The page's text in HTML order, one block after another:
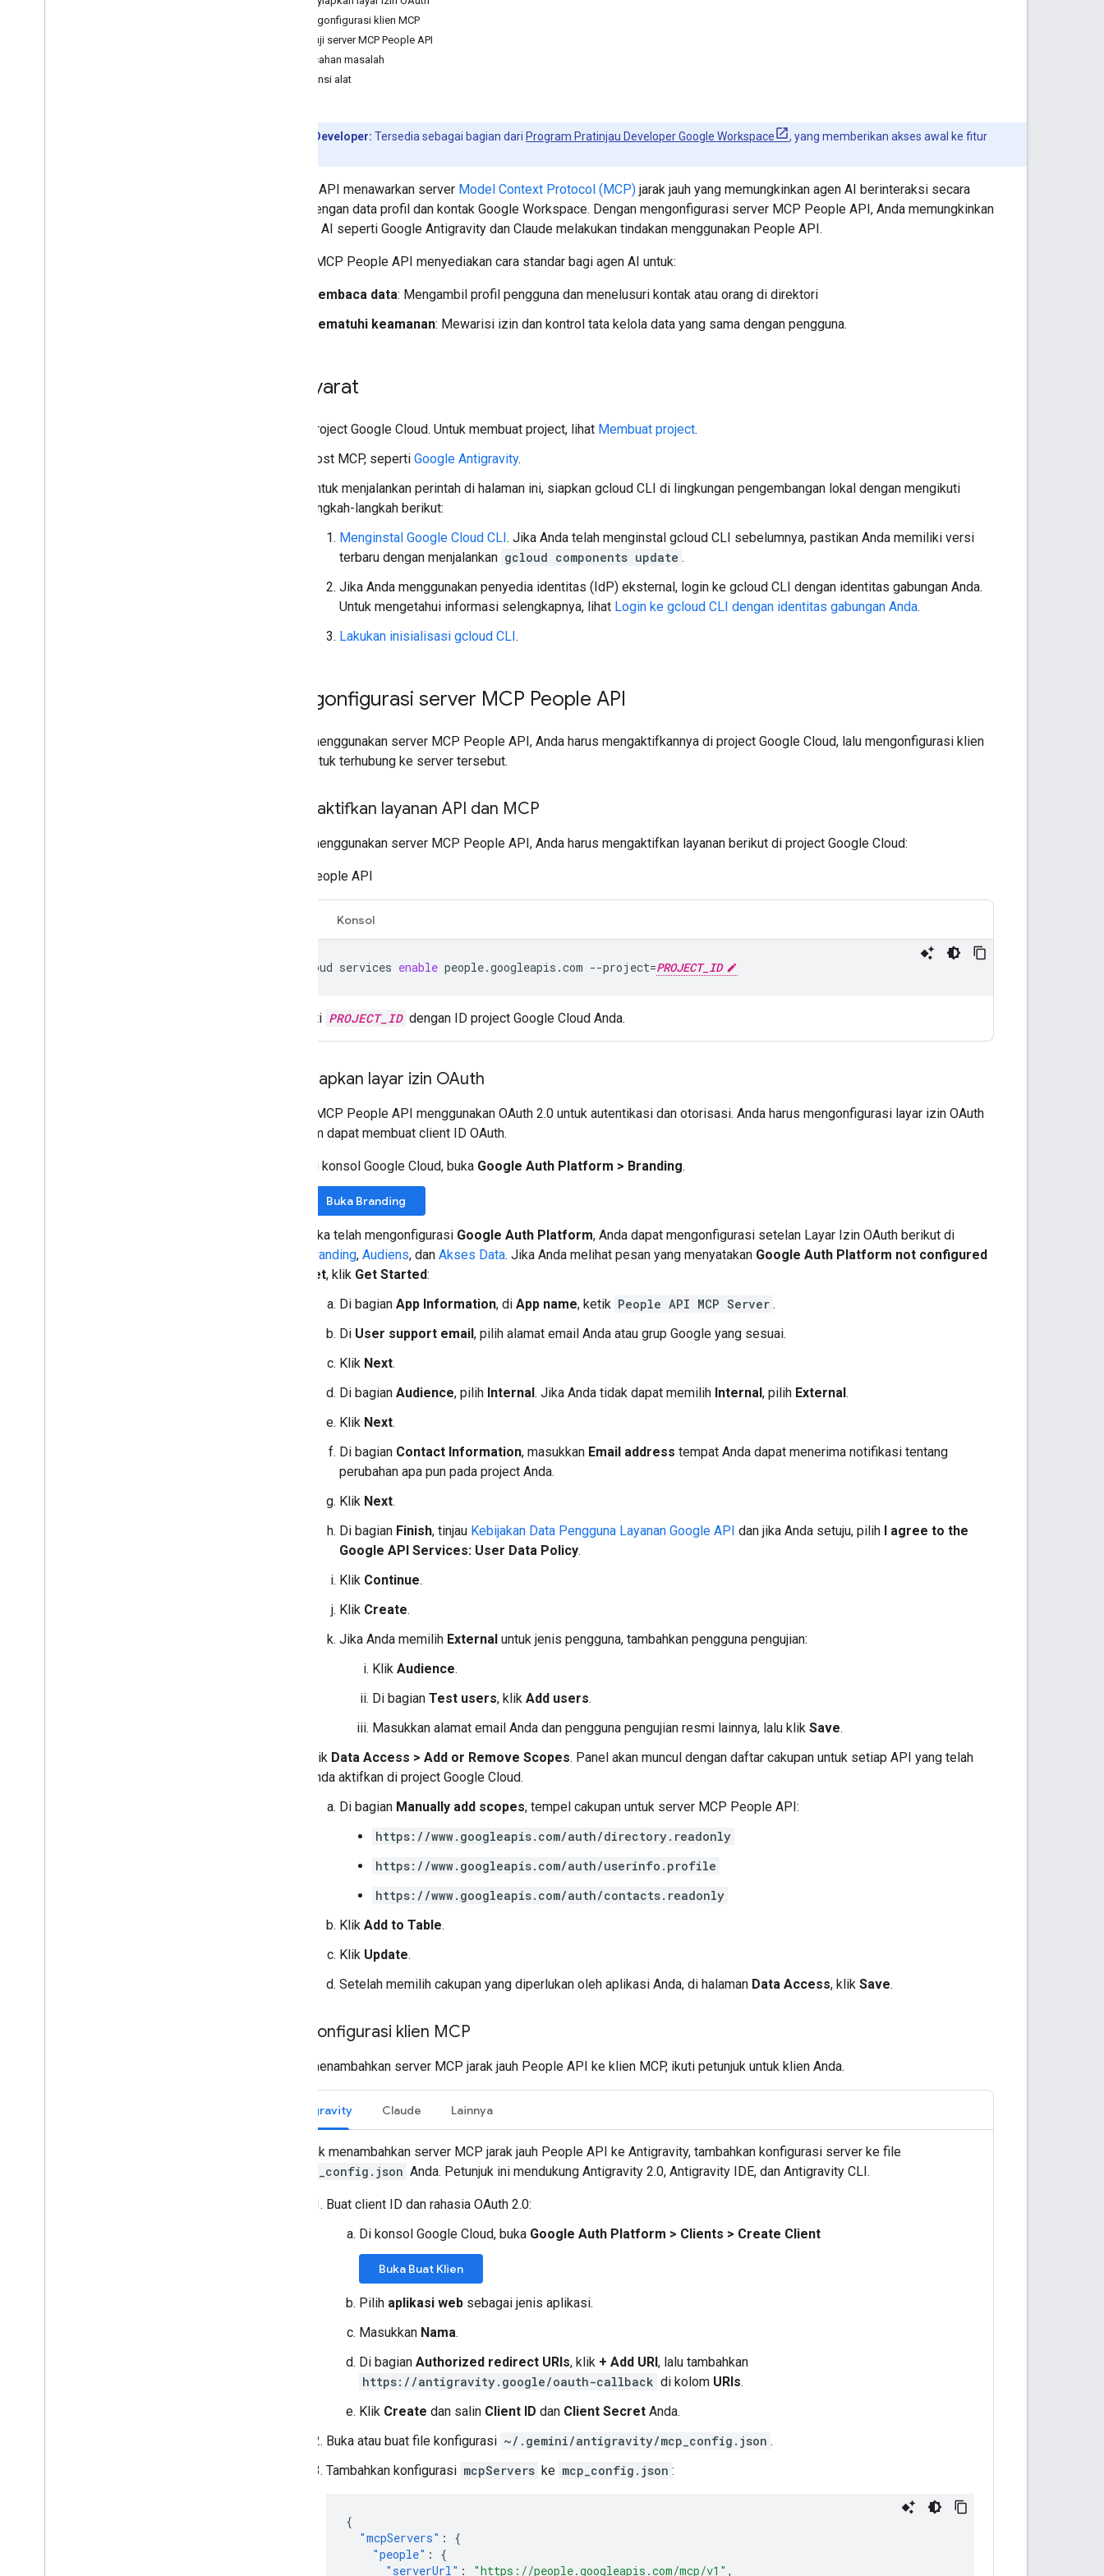
Mengonfigurasi klien MCP
Menguji server MCP People API
Pemecahan masalah
Referensi alat
Pratinjau Developer: Tersedia sebagai bagian dari Program Pratinjau Developer Google Workspace
, yang memberikan akses awal ke fitur
People API menawarkan server Model Context Protocol (MCP) jarak jauh yang memungkinkan agen AI berinteraksi secara
aman dengan data profil dan kontak Google Workspace. Dengan mengonfigurasi server MCP People API, Anda memungkinkan
aplikasi AI seperti Google Antigravity dan Claude melakukan tindakan menggunakan People API.
Server MCP People API menyediakan cara standar bagi agen AI untuk:
Membaca data: Mengambil profil pengguna dan menelusuri kontak atau orang di direktori
Mematuhi keamanan: Mewarisi izin dan kontrol tata kelola data yang sama dengan pengguna.
Prasyarat
Project Google Cloud. Untuk membuat project, lihat Membuat project.
Host MCP, seperti Google Antigravity.
Untuk menjalankan perintah di halaman ini, siapkan gcloud CLI di lingkungan pengembangan lokal dengan mengikuti
langkah-langkah berikut:
Menginstal Google Cloud CLI. Jika Anda telah menginstal gcloud CLI sebelumnya, pastikan Anda memiliki versi
terbaru dengan menjalankan gcloud components update .
Jika Anda menggunakan penyedia identitas (IdP) eksternal, login ke gcloud CLI dengan identitas gabungan Anda.
Untuk mengetahui informasi selengkapnya, lihat Login ke gcloud CLI dengan identitas gabungan Anda.
Lakukan inisialisasi gcloud CLI.
Mengonfigurasi server MCP People API
Untuk menggunakan server MCP People API, Anda harus mengaktifkannya di project Google Cloud, lalu mengonfigurasi klien
MCP untuk terhubung ke server tersebut.
Mengaktifkan layanan API dan MCP
Untuk menggunakan server MCP People API, Anda harus mengaktifkan layanan berikut di project Google Cloud:
People API
Konsol
gcloud services enable people.googleapis.com --project=PROJECT_ID
Ganti PROJECT_ID dengan ID project Google Cloud Anda.
Menyiapkan layar izin OAuth
Server MCP People API menggunakan OAuth 2.0 untuk autentikasi dan otorisasi. Anda harus mengonfigurasi layar izin OAuth
sebelum dapat membuat client ID OAuth.
Di konsol Google Cloud, buka Google Auth Platform > Branding.
Buka Branding
Jika telah mengonfigurasi Google Auth Platform, Anda dapat mengonfigurasi setelan Layar Izin OAuth berikut di
Branding, Audiens, dan Akses Data. Jika Anda melihat pesan yang menyatakan Google Auth Platform not configured
yet, klik Get Started:
Di bagian App Information, di App name, ketik People API MCP Server .
Di User support email, pilih alamat email Anda atau grup Google yang sesuai.
Klik Next.
Di bagian Audience, pilih Internal. Jika Anda tidak dapat memilih Internal, pilih External.
Klik Next.
Di bagian Contact Information, masukkan Email address tempat Anda dapat menerima notifikasi tentang
perubahan apa pun pada project Anda.
Klik Next.
Di bagian Finish, tinjau Kebijakan Data Pengguna Layanan Google API dan jika Anda setuju, pilih I agree to the
Google API Services: User Data Policy.
Klik Continue.
Klik Create.
Jika Anda memilih External untuk jenis pengguna, tambahkan pengguna pengujian:
Klik Audience.
Di bagian Test users, klik Add users.
Masukkan alamat email Anda dan pengguna pengujian resmi lainnya, lalu klik Save.
Klik Data Access > Add or Remove Scopes. Panel akan muncul dengan daftar cakupan untuk setiap API yang telah
Anda aktifkan di project Google Cloud.
Di bagian Manually add scopes, tempel cakupan untuk server MCP People API:
https://www.googleapis.com/auth/directory.readonly
https://www.googleapis.com/auth/userinfo.profile
https://www.googleapis.com/auth/contacts.readonly
Klik Add to Table.
Klik Update.
Setelah memilih cakupan yang diperlukan oleh aplikasi Anda, di halaman Data Access, klik Save.
Mengonfigurasi klien MCP
Untuk menambahkan server MCP jarak jauh People API ke klien MCP, ikuti petunjuk untuk klien Anda.
Antigravity Claude Lainnya
Untuk menambahkan server MCP jarak jauh People API ke Antigravity, tambahkan konfigurasi server ke file
mcp_config.json Anda. Petunjuk ini mendukung Antigravity 2.0, Antigravity IDE, dan Antigravity CLI.
Buat client ID dan rahasia OAuth 2.0:
Di konsol Google Cloud, buka Google Auth Platform > Clients > Create Client
Buka Buat Klien
Pilih aplikasi web sebagai jenis aplikasi.
Masukkan Nama.
Di bagian Authorized redirect URIs, klik + Add URI, lalu tambahkan
https://antigravity.google/oauth-callback di kolom URIs.
Klik Create dan salin Client ID dan Client Secret Anda.
Buka atau buat file konfigurasi ~/.gemini/antigravity/mcp_config.json .
Tambahkan konfigurasi mcpServers ke mcp_config.json :
{
"mcpServers" :
{
"people" :
{
"serverUrl" : "https://people.googleapis.com/mcp/v1" ,